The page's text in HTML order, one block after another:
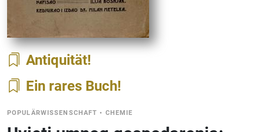
Antiquität
Ein rares Buch
POPULÄRWISSENSCHAFT • CHEMIE